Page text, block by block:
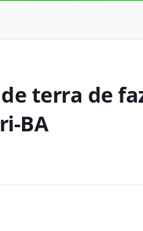
terra de
BA